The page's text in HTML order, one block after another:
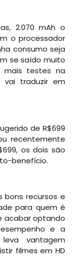
2.070 mAh o
o processador
consumo seja
se saído muito
mais testes na
vai traduzir em
de R$699
recentemente
os dois são
benefício.
bons recursos e
para quem é
acabar optando
e a
vantagem
filmes em HD